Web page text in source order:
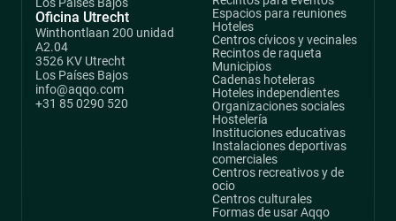
Los Países Bajos
Oficina Utrecht
Winthontlaan 200 unidad
A2.04
3526 KV Utrecht
Los Países Bajos
info@aqqo.com
+31 85 0290 520
Espacios para reuniones
Hoteles
Centros cívicos y vecinales
Recintos de raqueta
Municipios
Cadenas hoteleras
Hoteles independientes
Organizaciones sociales
Hostelería
Instituciones educativas
Instalaciones deportivas
comerciales
Centros recreativos y de
ocio
Centros culturales
Formas de usar Aqqo